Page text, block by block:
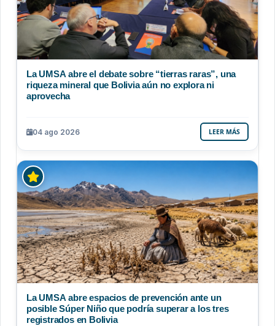
La UMSA abre el debate sobre “tierras raras”, una
riqueza mineral que Bolivia aún no explora ni
aprovecha
04 ago 2026 LEER MÁS
La UMSA abre espacios de prevención ante un
posible Súper Niño que podría superar a los tres
registrados en Bolivia